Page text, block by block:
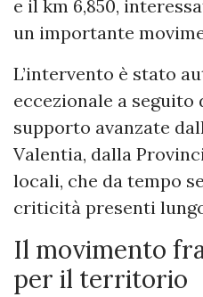
e il km 6,850,
un importante
L’intervento è stato
eccezionale a
supporto avanzate
Valentia, dalla
locali, che da tempo
criticità presenti
Il movimento
per il territorio